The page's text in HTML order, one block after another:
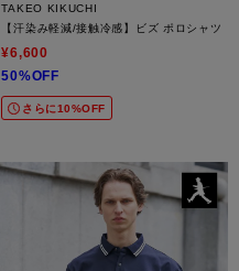
TAKEO KIKUCHI
【汗染み軽減/接触冷感】ビズ ポロシャツ
¥6,600
50%OFF
さらに10%OFF